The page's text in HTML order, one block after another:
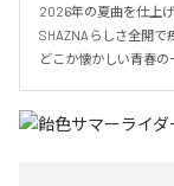
2026年の夏曲を仕上げ
SHAZNAらしさ全開で
どこか懐かしい青春の